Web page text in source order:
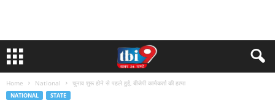
Home National चुनाव शुरू होने से पहले हुई, बीजेपी कार्यकर्ता की हत्या
NATIONAL STATE